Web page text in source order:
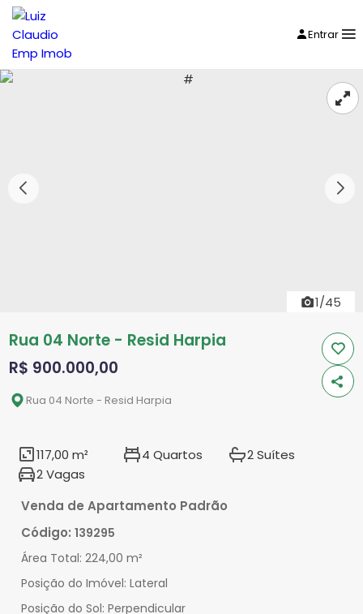
Entrar
1/45
Rua 04 Norte - Resid Harpia
R$ 900.000,00
Rua 04 Norte - Resid Harpia
117,00 m² 4 Quartos
2 Suítes
2 Vagas
Venda de Apartamento Padrão
Código: 139295
Área Total: 224,00 m²
Posição do Imóvel: Lateral
Posição do Sol: Perpendicular